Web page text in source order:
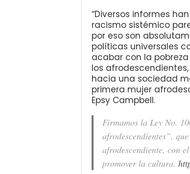
“Diversos informes
racismo sistémico
por eso son
políticas universales
acabar con la
los
hacia una sociedad
primera mujer
Epsy Campbell.
Firmamos la Ley No.
afrodescendientes”,
afrodescendiente, con
promover la cultura.